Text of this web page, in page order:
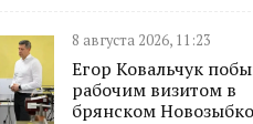
8 августа 2026, 11:23
Егор Ковальчук
рабочим визитом в
брянском